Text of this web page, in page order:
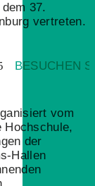
37.
vertreten.
BESUCHEN
vom
Hochschule,
der
Hallen